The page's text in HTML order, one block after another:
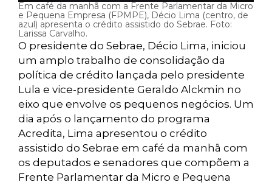
Em café da manhã com a Frente Parlamentar da Micro
e Pequena Empresa (FPMPE), Décio Lima (centro, de
azul) apresenta o crédito assistido do Sebrae. Foto:
Larissa Carvalho.
O presidente do Sebrae, Décio Lima, iniciou
um amplo trabalho de consolidação da
política de crédito lançada pelo presidente
Lula e vice-presidente Geraldo Alckmin no
eixo que envolve os pequenos negócios. Um
dia após o lançamento do programa
Acredita, Lima apresentou o crédito
assistido do Sebrae em café da manhã com
os deputados e senadores que compõem a
Frente Parlamentar da Micro e Pequena